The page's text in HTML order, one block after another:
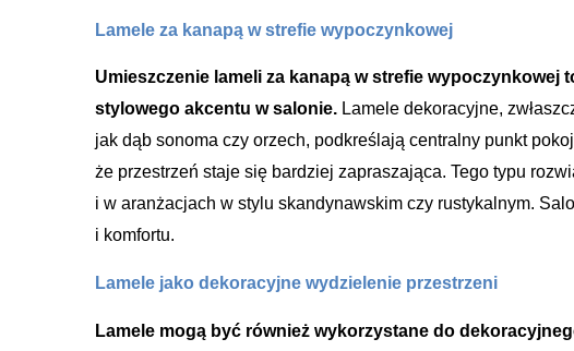
Lamele za kanapą w strefie wypoczynkowej
Umieszczenie lameli za kanapą w strefie
stylowego akcentu w salonie. Lamele dekoracyjne,
jak dąb sonoma czy orzech, podkreślają centralny punkt
że przestrzeń staje się bardziej zapraszająca. Tego typu
i w aranżacjach w stylu skandynawskim czy rustykalnym.
i komfortu.
Lamele jako dekoracyjne wydzielenie przestrzeni
Lamele mogą być również wykorzystane do